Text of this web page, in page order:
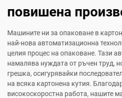
повишена
Машините ни за опаковане в
най-нова автоматизационна
целия процес на опаковане. Тази
намалява нуждата от ръчен труд,
грешка, осигурявайки
на всяка картонена кутия.
високоскоростна работа, нашите